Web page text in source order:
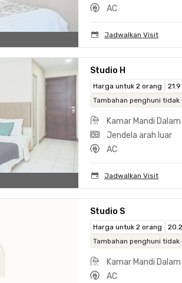
AC
Jadwalkan Visit
Studio H
Harga untuk 2 orang
21.9
Tambahan penghuni tidak
Kamar Mandi Dalam
Jendela arah luar
AC
Jadwalkan Visit
Studio S
Harga untuk 2 orang
Tambahan penghuni tidak
Kamar Mandi Dalam
AC